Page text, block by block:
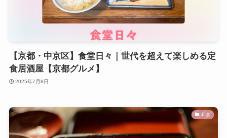
【京都・中京区】食堂日々｜世代を超えて楽しめる定
食居酒屋【京都グルメ】
2025年7月8日
和食